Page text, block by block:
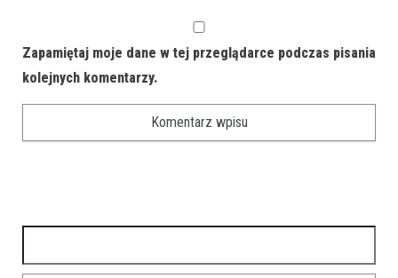
Zapamiętaj moje dane w tej przeglądarce podczas pisania
kolejnych komentarzy.